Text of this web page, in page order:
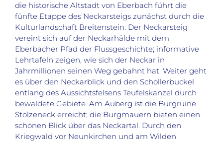
die historische Altstadt von Eberbach führt die
fünfte Etappe des Neckarsteigs zunächst durch die
Kulturlandschaft Breitenstein. Der Neckarsteig
vereint sich auf der Neckarhälde mit dem
Eberbacher Pfad der Flussgeschichte; informative
Lehrtafeln zeigen, wie sich der Neckar in
Jahrmillionen seinen Weg gebahnt hat. Weiter geht
es über den Neckarblick und den Schollerbuckel
entlang des Aussichtsfelsens Teufelskanzel durch
bewaldete Gebiete. Am Auberg ist die Burgruine
Stolzeneck erreicht; die Burgmauern bieten einen
schönen Blick über das Neckartal. Durch den
Kriegwald vor Neunkirchen und am Wilden